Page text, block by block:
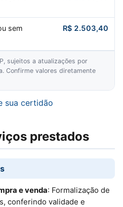
sem
R$ 2.503,40
sujeitos a atualizações por
Confirme valores diretamente
prestados
e venda: Formalização de
conferindo validade e